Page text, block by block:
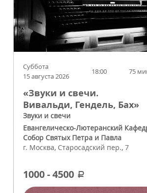
Суббота
15 августа 2026
18:00 75
«Звуки и свечи.
Вивальди, Гендель, Бах»
Звуки и свечи
Евангелическо-Лютеранский
Собор Святых Петра и Павла
г. Москва, Старосадский пер., 7
1000-4500 a